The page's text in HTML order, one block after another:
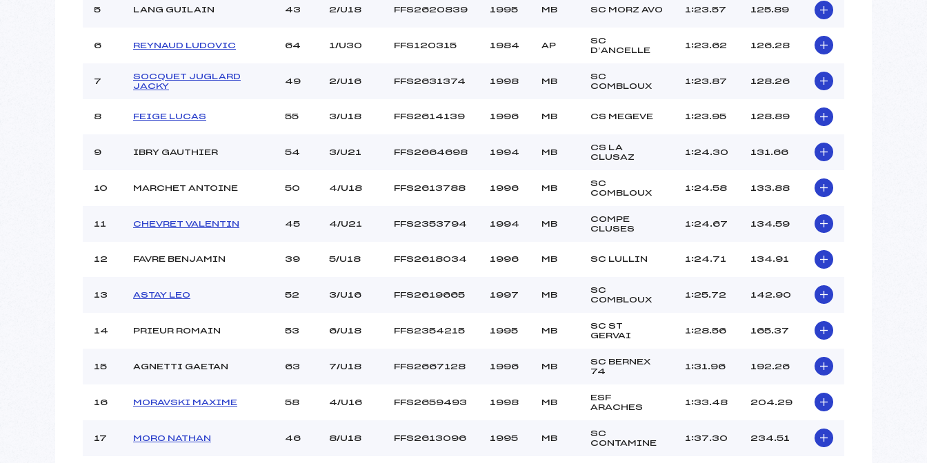
Météo :
nuageux
Température départ :
-3
Pénalité appliquée :
84.7500
5 LANG GUILAIN 43 2/U18 FFS2620839 1995 MB SC MORZ AVO 1:23.57 125.89
6 REYNAUD LUDOVIC 64 1/U30 FFS120315 1984 AP
SC
D’ANCELLE
1:23.62 126.28
7
SOCQUET JUGLARD
JACKY
49 2/U16 FFS2631374 1998 MB
SC
COMBLOUX
1:23.87 128.26
8 FEIGE LUCAS 55 3/U18 FFS2614139 1996 MB CS MEGEVE 1:23.95 128.89
9 IBRY GAUTHIER 54 3/U21 FFS2664698 1994 MB
CS LA
CLUSAZ
1:24.30 131.66
10 MARCHET ANTOINE 50 4/U18 FFS2613788 1996 MB
SC
COMBLOUX
1:24.58 133.88
11 CHEVRET VALENTIN 45 4/U21 FFS2353794 1994 MB
COMPE
CLUSES
1:24.67 134.59
12 FAVRE BENJAMIN 39 5/U18 FFS2618034 1996 MB SC LULLIN 1:24.71 134.91
13 ASTAY LEO 52 3/U16 FFS2619665 1997 MB
SC
COMBLOUX
1:25.72 142.90
14 PRIEUR ROMAIN 53 6/U18 FFS2354215 1995 MB
SC ST
GERVAI
1:28.56 165.37
15 AGNETTI GAETAN 63 7/U18 FFS2667128 1996 MB
SC BERNEX
74
1:31.96 192.26
16 MORAVSKI MAXIME 58 4/U16 FFS2659493 1998 MB
ESF
ARACHES
1:33.48 204.29
17 MORO NATHAN 46 8/U18 FFS2613096 1995 MB
SC
CONTAMINE
1:37.30 234.51